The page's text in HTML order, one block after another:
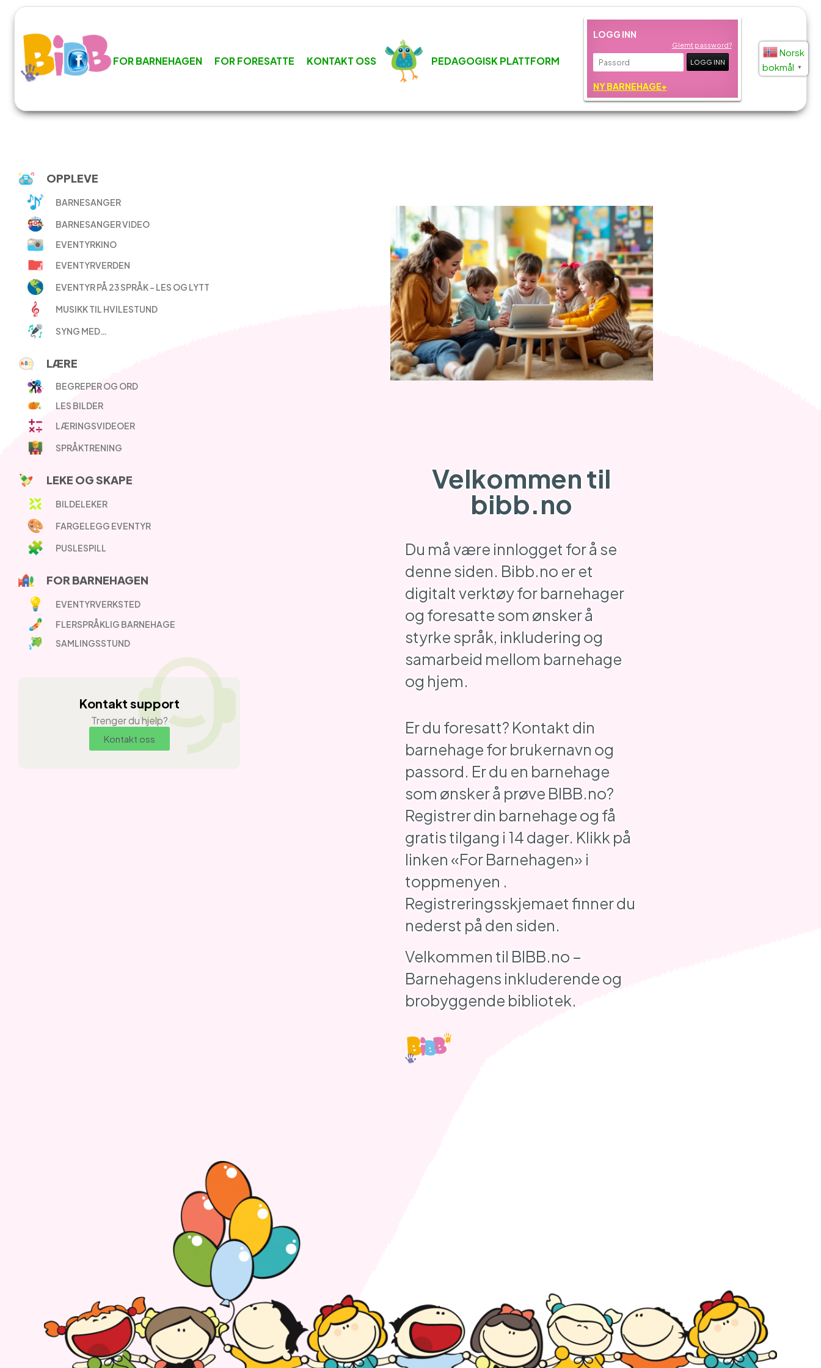
FOR BARNEHAGEN FOR FORESATTE KONTAKT OSS PEDAGOGISK PLATTFORM
LOGG INN
Glemt password?
NY BARNEHAGE+
Norsk
bokmål
▼
OPPLEVE
BARNESANGER
BARNESANGER VIDEO
EVENTYRKINO
EVENTYRVERDEN
EVENTYR PÅ 23 SPRÅK – LES OG LYTT
MUSIKK TIL HVILESTUND
SYNG MED…
LÆRE
BEGREPER OG ORD
LES BILDER
LÆRINGSVIDEOER
SPRÅKTRENING
LEKE OG SKAPE
BILDELEKER
FARGELEGG EVENTYR
PUSLESPILL
FOR BARNEHAGEN
EVENTYRVERKSTED
FLERSPRÅKLIG BARNEHAGE
SAMLINGSSTUND
Kontakt support
Trenger du hjelp?
Kontakt oss
Velkommen til
bibb.no
Du må være innlogget for å se
denne siden. Bibb.no er et
digitalt verktøy for barnehager
og foresatte som ønsker å
styrke språk, inkludering og
samarbeid mellom barnehage
og hjem.
Er du foresatt? Kontakt din
barnehage for brukernavn og
passord. Er du en barnehage
som ønsker å prøve BIBB.no?
Registrer din barnehage og få
gratis tilgang i 14 dager. Klikk på
linken «For Barnehagen» i
toppmenyen .
Registreringsskjemaet finner du
nederst på den siden.
Velkommen til BIBB.no –
Barnehagens inkluderende og
brobyggende bibliotek.